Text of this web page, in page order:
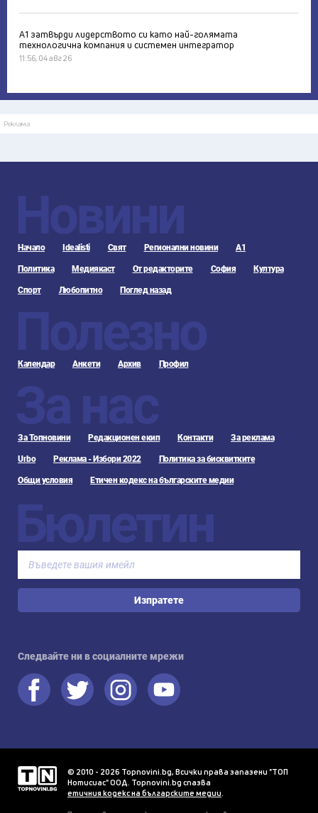
А1 затвърди лидерството си като най-голямата
технологична компания и системен интегратор
11:56, 04 авг 26
Реклама
Новини
Начало Idealisti Свят Регионални новини А1
Политика Медиякаст От редакторите София Култура
Спорт Любопитно Поглед назад
Полезно
Календар Анкети Архив Профил
За нас
За Топновини Редакционен екип Контакти За реклама
Urbo Реклама - Избори 2022 Политика за бисквитките
Общи условия Етичен кодекс на българските медии
Бюлетин
Изпратете
Следвайте ни в социалните мрежи
© 2010 - 2026 Topnovini.bg, Всички права запазени "ТОП
Нотисиас" ООД. Topnovini.bg спазва
етичния кодекс на българските медии.